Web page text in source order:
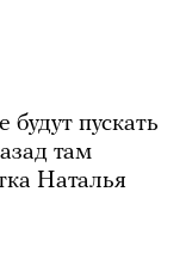
пускать
там
Наталья